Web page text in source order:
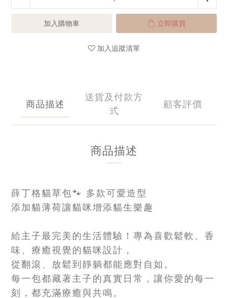
加入購物車 立即購買
加入追蹤清單
商品描述
送貨及付款方
式
顧客評價
商品描述
薛丁格貓草包🐾 多款可愛造型
添加貓薄荷讓貓咪增添貓生樂趣
給主子最完美的生活體驗！專為喜歡鬆軟、香
味、療癒視覺的貓咪設計，
從翻滾、放鬆到靜躺都能應對自如。
每一包都藏著主子的真實日常，讓你愛的每一
刻，都充滿療癒與共鳴。